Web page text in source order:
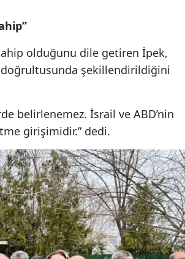
olduğunu dile getiren İpek,
doğrultusunda şekillendirildiğini
belirlenemez. İsrail ve ABD’nin
girişimidir.” dedi.